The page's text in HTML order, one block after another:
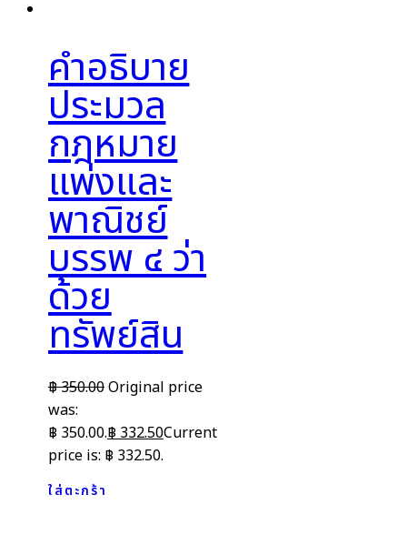
คำอธิบาย
ประมวล
กฎหมาย
แพ่งและ
พาณิชย์
บรรพ ๔ ว่า
ด้วย
ทรัพย์สิน
฿350.00Original price
was:
฿ 350.00.฿332.50Current
price is: ฿ 332.50.
ใส่ตะกร้า